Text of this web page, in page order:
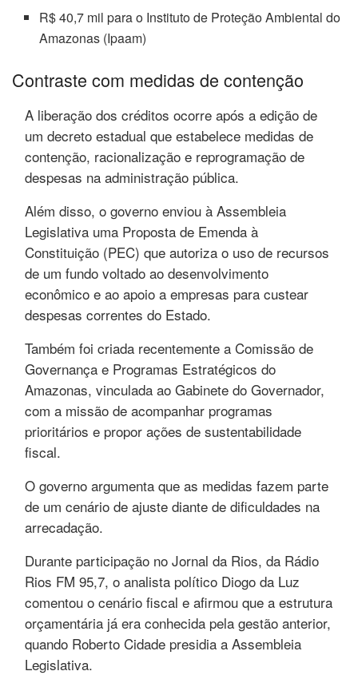
R$ 40,7 mil para o Instituto de Proteção Ambiental do
Amazonas (Ipaam)
Contraste com medidas de contenção
A liberação dos créditos ocorre após a edição de
um decreto estadual que estabelece medidas de
contenção, racionalização e reprogramação de
despesas na administração pública.
Além disso, o governo enviou à Assembleia
Legislativa uma Proposta de Emenda à
Constituição (PEC) que autoriza o uso de recursos
de um fundo voltado ao desenvolvimento
econômico e ao apoio a empresas para custear
despesas correntes do Estado.
Também foi criada recentemente a Comissão de
Governança e Programas Estratégicos do
Amazonas, vinculada ao Gabinete do Governador,
com a missão de acompanhar programas
prioritários e propor ações de sustentabilidade
fiscal.
O governo argumenta que as medidas fazem parte
de um cenário de ajuste diante de dificuldades na
arrecadação.
Durante participação no Jornal da Rios, da Rádio
Rios FM 95,7, o analista político Diogo da Luz
comentou o cenário fiscal e afirmou que a estrutura
orçamentária já era conhecida pela gestão anterior,
quando Roberto Cidade presidia a Assembleia
Legislativa.